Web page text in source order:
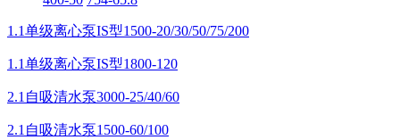
1.1单级离心泵IS型1500-20/30/50/75/200
1.1单级离心泵IS型1800-120
2.1自吸清水泵3000-25/40/60
2.1自吸清水泵1500-60/100